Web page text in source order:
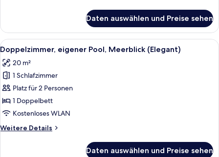
Meerblick
(Rozoli)
Daten auswählen und Preise sehen
Alle
Fotos
für
Doppelzimmer,
eigener
Pool,
Meerblick
anzeigen
Ein Schlafzimmer mit einem großen
5
Doppelzimmer, eigener Pool, Meerblick (Elegant)
20 m²
1 Schlafzimmer
Platz für 2 Personen
1 Doppelbett
Kostenloses WLAN
Weitere Details
Weitere
Daten auswählen und Preise sehen